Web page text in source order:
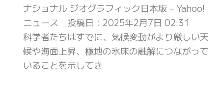
学
の
危
機
に、
充
填
イ
ン
フ
ナショナル ジオグラフィック日本版 – Yahoo!
ニュース 投稿日：2025年2月7日 02:31
科学者たちはすでに、気候変動がより厳しい天
候や海面上昇、極地の氷床の融解につながって
いることを示してき
の
ネ
ズ
ミ
が